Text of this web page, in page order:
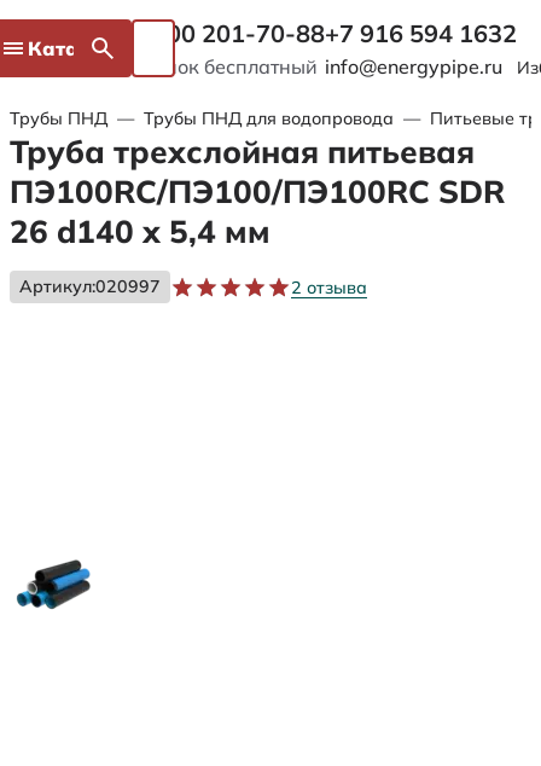
Каталог 8 800 201-70-88
Звонок бесплатный
+7 916 594 1632
info@energypipe.ru
Трубы ПНД — Трубы ПНД для водопровода — Питьевые
Труба трехслойная питьевая
ПЭ100RC/ПЭ100/ПЭ100RC SDR
26 d140 х 5,4 мм
Артикул:020997 2 отзыва